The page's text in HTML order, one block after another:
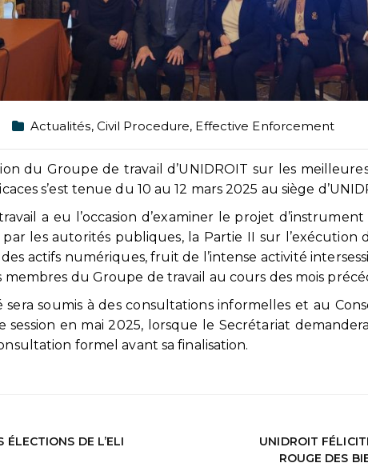
Actualités, Civil Procedure, Effective Enforcement
du Groupe de travail d’UNIDROIT sur les
s’est tenue du 10 au 12 mars 2025 au siège
a eu l’occasion d’examiner le projet
par les autorités publiques, la Partie II sur l’exécution
actifs numériques, fruit de l’intense activité
membres du Groupe de travail au cours des mois
sera soumis à des consultations informelles et au
session en mai 2025, lorsque le Secrétariat
formel avant sa finalisation.
ÉLECTIONS DE L’ELI
UNIDROIT
ROUGE DES